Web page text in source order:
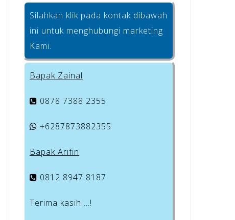
Silahkan klik pada kontak dibawah
ini untuk menghubungi marketing
Kami.
Bapak Zainal
0878 7388 2355
+6287873882355
Bapak Arifin
0812 8947 8187
Terima kasih …!